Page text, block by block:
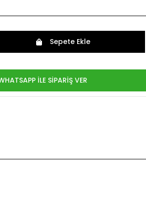
Sepete Ekle
İLE SİPARİŞ VER